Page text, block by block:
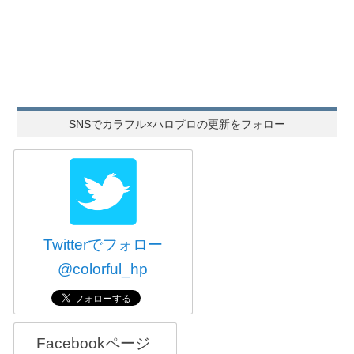
SNSでカラフル×ハロプロの更新をフォロー
Twitterでフォロー
@colorful_hp
Facebookページ